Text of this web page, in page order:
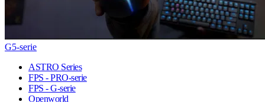
G5-serie
ASTRO Series
FPS - PRO-serie
FPS - G-serie
Openworld